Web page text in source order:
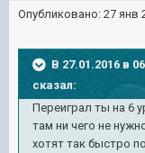
Опубликовано: 27 янв
В 27.01.2016 в
сказал:
Переиграл ты на 6
там ни чего не
хотят так быстро